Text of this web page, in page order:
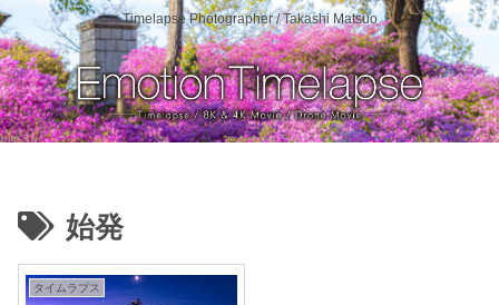
Timelapse Photographer / Takashi Matsuo
始発
タイムラプス